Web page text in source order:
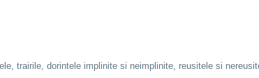
trairile, dorintele implinite si neimplinite, reusitele si